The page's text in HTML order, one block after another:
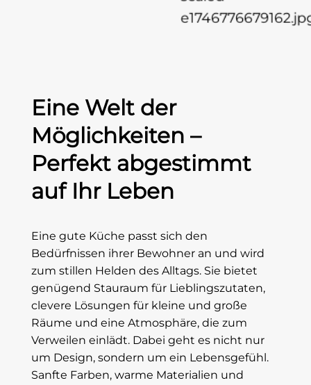
Eine Welt der
Möglichkeiten –
Perfekt abgestimmt
auf Ihr Leben
Eine gute Küche passt sich den
Bedürfnissen ihrer Bewohner an und wird
zum stillen Helden des Alltags. Sie bietet
genügend Stauraum für Lieblingszutaten,
clevere Lösungen für kleine und große
Räume und eine Atmosphäre, die zum
Verweilen einlädt. Dabei geht es nicht nur
um Design, sondern um ein Lebensgefühl.
Sanfte Farben, warme Materialien und